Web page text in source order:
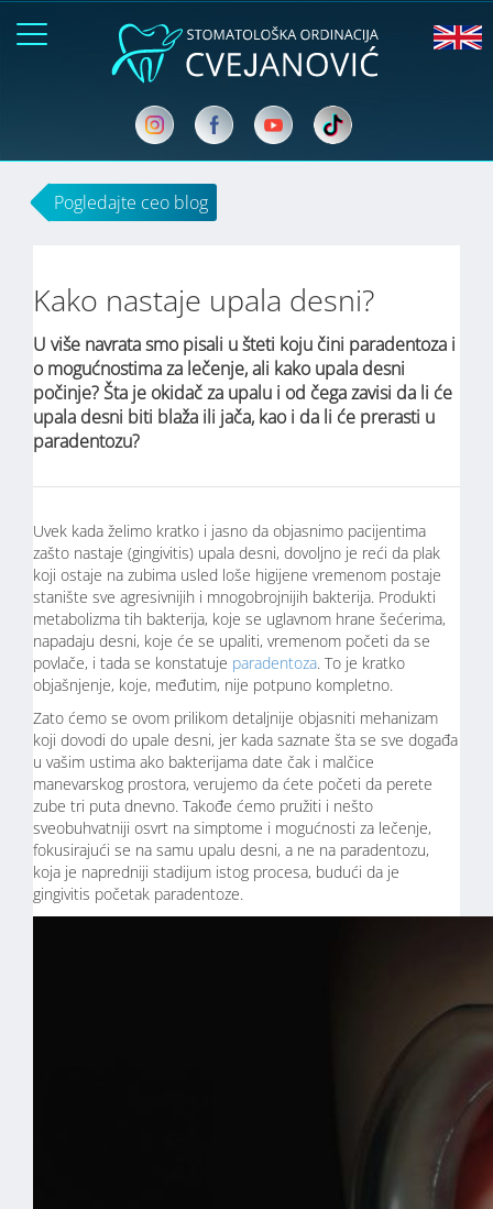
Pogledajte ceo blog
Kako nastaje upala desni?
U više navrata smo pisali u šteti koju čini paradentoza i
o mogućnostima za lečenje, ali kako upala desni
počinje? Šta je okidač za upalu i od čega zavisi da li će
upala desni biti blaža ili jača, kao i da li će prerasti u
paradentozu?
Uvek kada želimo kratko i jasno da objasnimo pacijentima
zašto nastaje (gingivitis) upala desni, dovoljno je reći da plak
koji ostaje na zubima usled loše higijene vremenom postaje
stanište sve agresivnijih i mnogobrojnijih bakterija. Produkti
metabolizma tih bakterija, koje se uglavnom hrane šećerima,
napadaju desni, koje će se upaliti, vremenom početi da se
povlače, i tada se konstatuje paradentoza. To je kratko
objašnjenje, koje, međutim, nije potpuno kompletno.
Zato ćemo se ovom prilikom detaljnije objasniti mehanizam
koji dovodi do upale desni, jer kada saznate šta se sve događa
u vašim ustima ako bakterijama date čak i malčice
manevarskog prostora, verujemo da ćete početi da perete
zube tri puta dnevno. Takođe ćemo pružiti i nešto
sveobuhvatniji osvrt na simptome i mogućnosti za lečenje,
fokusirajući se na samu upalu desni, a ne na paradentozu,
koja je napredniji stadijum istog procesa, budući da je
gingivitis početak paradentoze.